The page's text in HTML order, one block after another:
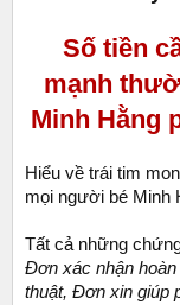
Số tiền
mạnh
Minh Hằng
Hiểu về trái tim
mọi người bé Minh
Tất cả những
Đơn xác nhận
thuật, Đơn xin giúp